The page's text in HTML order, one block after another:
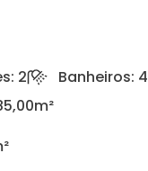
2
Banheiros: 4